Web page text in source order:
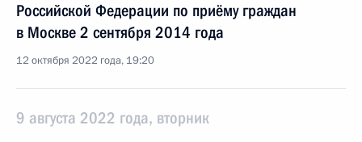
Российской Федерации по приёму граждан
в Москве 2 сентября 2014 года
12 октября 2022 года, 19:20
9 августа 2022 года, вторник